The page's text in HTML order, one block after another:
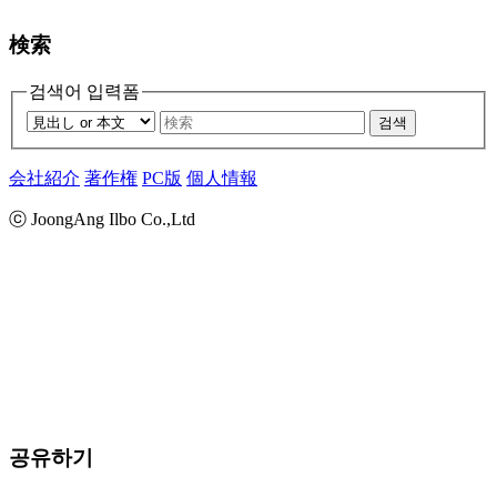
検索
검색어 입력폼
검색
会社紹介 著作権 PC版 個人情報
ⓒ JoongAng Ilbo Co.,Ltd
공유하기